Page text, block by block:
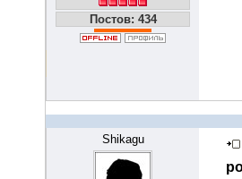
Постов: 434
Shikagu